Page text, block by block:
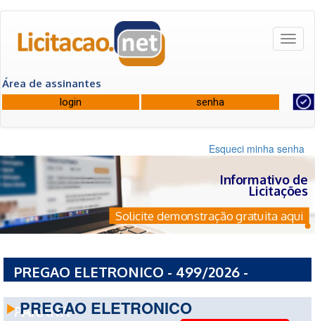
Área de assinantes
Esqueci minha senha
Informativo de
Licitações
Solicite demonstração gratuita aqui
PREGAO ELETRONICO - 499/2026 -
PARANA
PREGAO ELETRONICO